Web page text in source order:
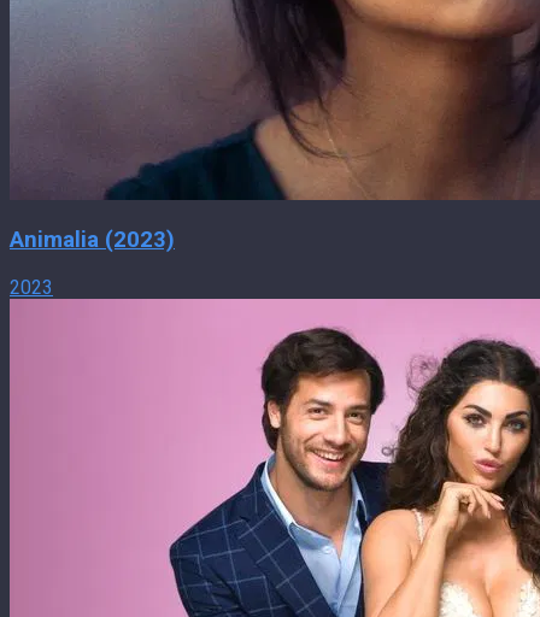
Animalia (2023)
2023